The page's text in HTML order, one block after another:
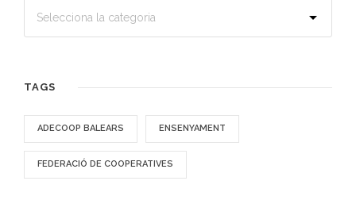
TAGS
ADECOOP BALEARS ENSENYAMENT
FEDERACIÓ DE COOPERATIVES